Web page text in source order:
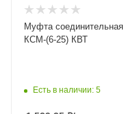
Муфта соединительная
КСМ-(6-25) КВТ
Есть в наличии: 5